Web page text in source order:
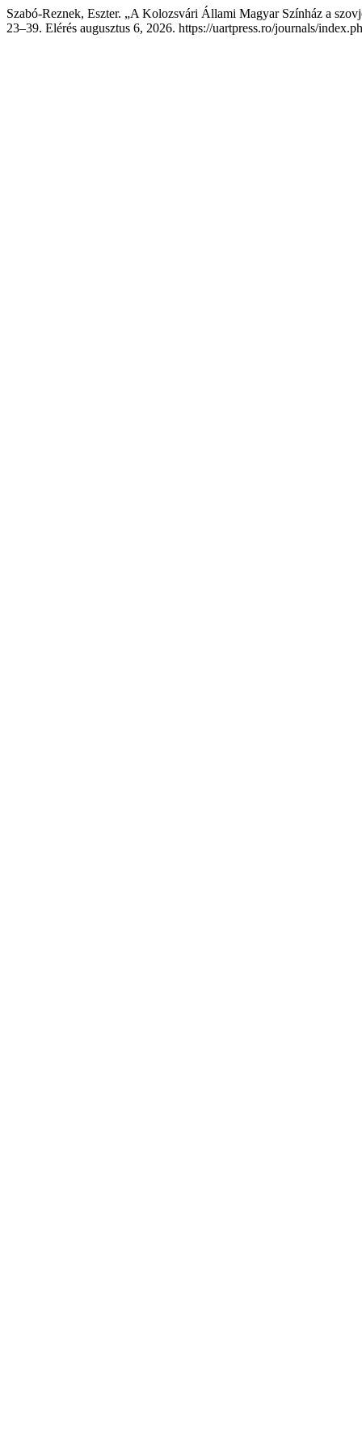
Szabó-Reznek, Eszter. „A Kolozsvári Állami Magyar Színház a
23–39. Elérés augusztus 6, 2026. https://uartpress.ro/journals/